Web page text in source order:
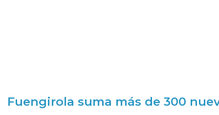
Fuengirola suma más de 300